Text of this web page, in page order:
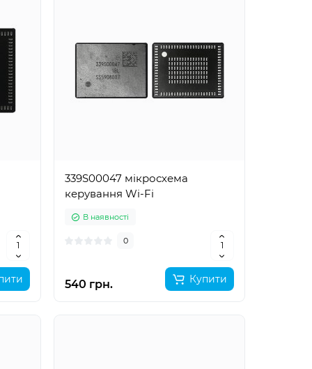
339S00047 мікросхема
керування Wi-Fi
В наявності
0
540 грн. Купити